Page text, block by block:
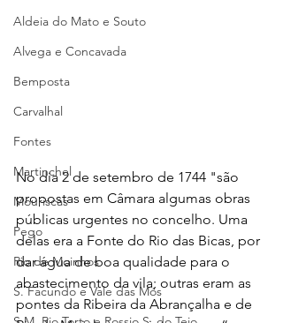
Aldeia do Mato e Souto
Alvega e Concavada
Bemposta
Carvalhal
Fontes
Martinchel
Mouriscas
Pego
Rio de Moinhos
S. Facundo e Vale das Mós
No dia 2 de setembro de 1744 "são
propostas em Câmara algumas obras
públicas urgentes no concelho. Uma
delas era a Fonte do Rio das Bicas, por
dar água de boa qualidade para o
abastecimento da vila; outras eram as
pontes da Ribeira da Abrançalha e de